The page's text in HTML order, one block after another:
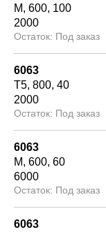
М 600 100
2000
Под заказ
6063
Т5 800 40
2000
Под заказ
6063
М 600 60
6000
Под заказ
6063